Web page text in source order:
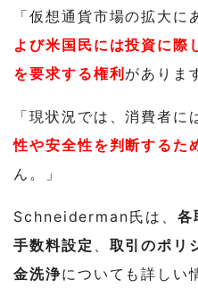
「仮想通貨市場の拡大に
よび米国民には投資に際
を要求する権利 がありま
「現状況では、消費者に
性や安全性を判断するた
ん。」
Schneiderman氏は、 各
手数料設定 、 取引のポリ
金洗浄についても詳しい